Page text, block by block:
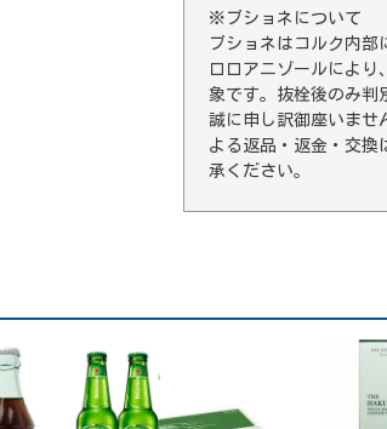
※ブショネについて
ブショネはコルク内部
ロロアニゾールにより
象です。抜栓後のみ判
誠に申し訳御座いませ
よる返品・返金・交換
承ください。